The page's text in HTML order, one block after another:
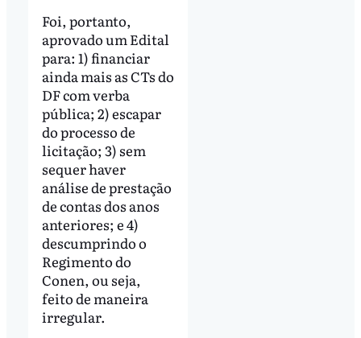
Foi, portanto,
aprovado um Edital
para: 1) financiar
ainda mais as CTs do
DF com verba
pública; 2) escapar
do processo de
licitação; 3) sem
sequer haver
análise de prestação
de contas dos anos
anteriores; e 4)
descumprindo o
Regimento do
Conen, ou seja,
feito de maneira
irregular.